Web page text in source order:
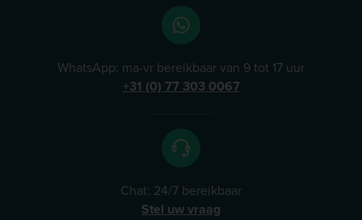
WhatsApp: ma-vr bereikbaar van 9 tot 17 uur
+31 (0) 77 303 0067
Chat: 24/7 bereikbaar
Stel uw vraag